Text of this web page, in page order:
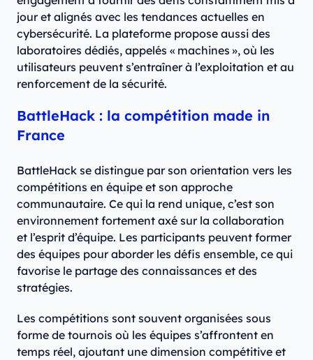
jour et alignés avec les tendances actuelles en
cybersécurité. La plateforme propose aussi des
laboratoires dédiés, appelés « machines », où les
utilisateurs peuvent s’entraîner à l’exploitation et au
renforcement de la sécurité.
BattleHack : la compétition made in
France
BattleHack se distingue par son orientation vers les
compétitions en équipe et son approche
communautaire. Ce qui la rend unique, c’est son
environnement fortement axé sur la collaboration
et l’esprit d’équipe. Les participants peuvent former
des équipes pour aborder les défis ensemble, ce qui
favorise le partage des connaissances et des
stratégies.
Les compétitions sont souvent organisées sous
forme de tournois où les équipes s’affrontent en
temps réel, ajoutant une dimension compétitive et